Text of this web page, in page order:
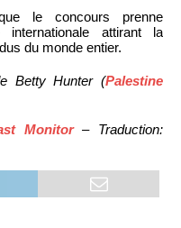
le concours prenne
internationale attirant la
du monde entier.
Betty Hunter (Palestine
Monitor– Traduction: